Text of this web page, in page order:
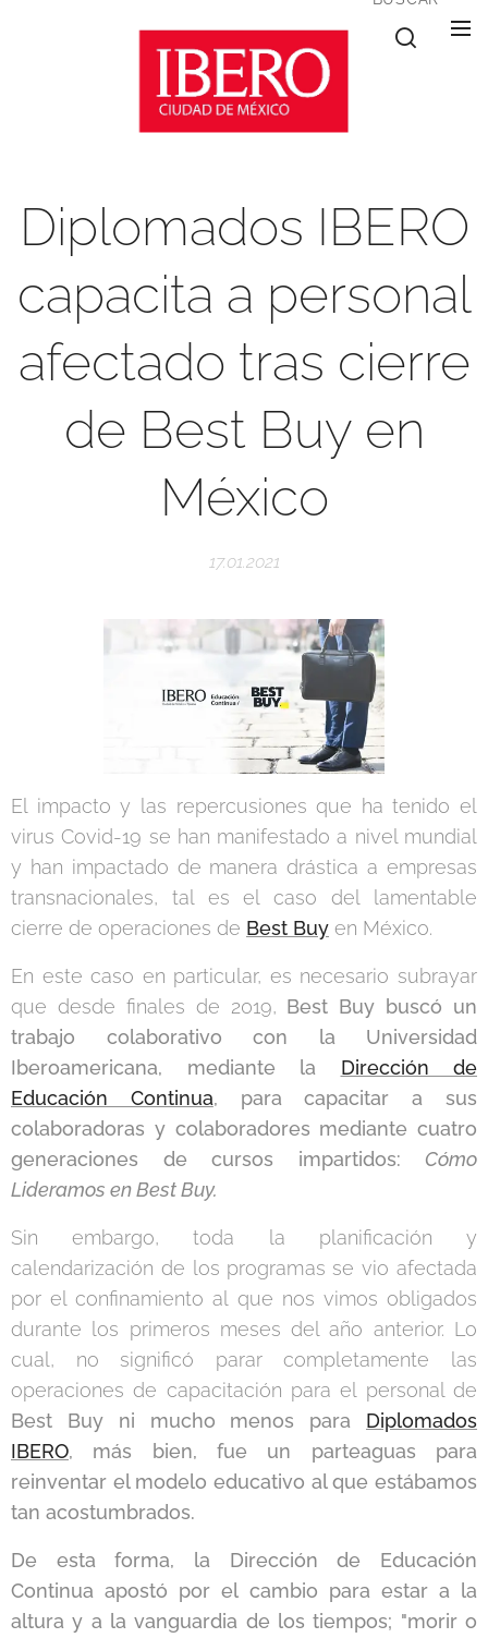
Diplomados IBERO
capacita a personal
afectado tras cierre
de Best Buy en
México
17.01.2021
El impacto y las repercusiones que ha tenido el
virus Covid-19 se han manifestado a nivel mundial
y han impactado de manera drástica a empresas
transnacionales, tal es el caso del lamentable
cierre de operaciones de Best Buy en México.
En este caso en particular, es necesario subrayar
que desde finales de 2019, Best Buy buscó un
trabajo colaborativo con la Universidad
Iberoamericana, mediante la Dirección de
Educación Continua, para capacitar a sus
colaboradoras y colaboradores mediante cuatro
generaciones de cursos impartidos: Cómo
Lideramos en Best Buy.
Sin embargo, toda la planificación y
calendarización de los programas se vio afectada
por el confinamiento al que nos vimos obligados
durante los primeros meses del año anterior. Lo
cual, no significó parar completamente las
operaciones de capacitación para el personal de
Best Buy ni mucho menos para Diplomados
IBERO, más bien, fue un parteaguas para
reinventar el modelo educativo al que estábamos
tan acostumbrados.
De esta forma, la Dirección de Educación
Continua apostó por el cambio para estar a la
altura y a la vanguardia de los tiempos; "morir o